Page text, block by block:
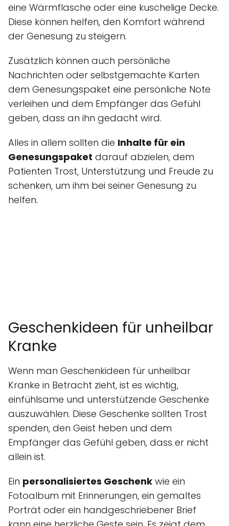
eine Wärmflasche oder eine kuschelige Decke.
Diese können helfen, den Komfort während
der Genesung zu steigern.
Zusätzlich können auch persönliche
Nachrichten oder selbstgemachte Karten
dem Genesungspaket eine persönliche Note
verleihen und dem Empfänger das Gefühl
geben, dass an ihn gedacht wird.
Alles in allem sollten die Inhalte für ein
Genesungspaket darauf abzielen, dem
Patienten Trost, Unterstützung und Freude zu
schenken, um ihm bei seiner Genesung zu
helfen.
Geschenkideen für unheilbar
Kranke
Wenn man Geschenkideen für unheilbar
Kranke in Betracht zieht, ist es wichtig,
einfühlsame und unterstützende Geschenke
auszuwählen. Diese Geschenke sollten Trost
spenden, den Geist heben und dem
Empfänger das Gefühl geben, dass er nicht
allein ist.
Ein personalisiertes Geschenk wie ein
Fotoalbum mit Erinnerungen, ein gemaltes
Porträt oder ein handgeschriebener Brief